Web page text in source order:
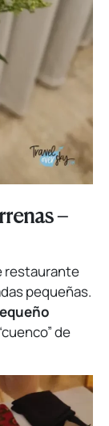
–
restaurante
pequeñas.
de